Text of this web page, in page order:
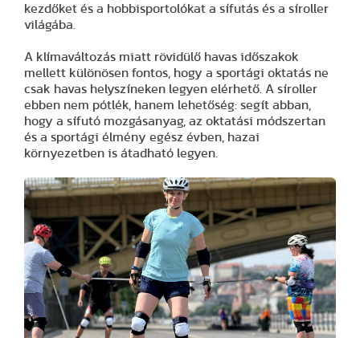
kezdőket és a hobbisportolókat a sífutás és a síroller
világába.
A klímaváltozás miatt rövidülő havas időszakok
mellett különösen fontos, hogy a sportági oktatás ne
csak havas helyszíneken legyen elérhető. A síroller
ebben nem pótlék, hanem lehetőség: segít abban,
hogy a sífutó mozgásanyag, az oktatási módszertan
és a sportági élmény egész évben, hazai
környezetben is átadható legyen.